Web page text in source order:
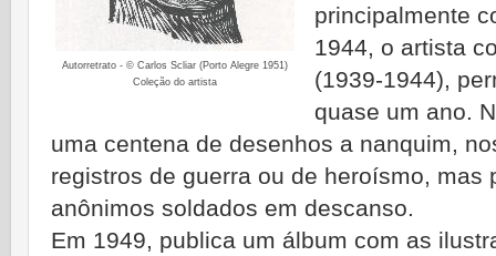
Autorretrato - © Carlos Scliar (Porto Alegre 1951)
Coleção do artista
principalmente
1944, o artista
(1939-1944),
quase um ano.
uma centena de desenhos a nanquim,
registros de guerra ou de heroísmo, mas
anônimos soldados em descanso.
Em 1949, publica um álbum com as